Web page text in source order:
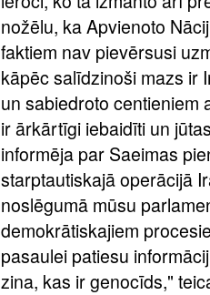
nožēlu, ka Apvienoto
faktiem nav pievērsusi
kāpēc salīdzinoši mazs ir
un sabiedroto centieniem
ir ārkārtīgi iebaidīti un
informēja par Saeimas
starptautiskajā
noslēgumā mūsu
demokrātiskajiem
pasaulei patiesu
zina, kas ir genocīds,"